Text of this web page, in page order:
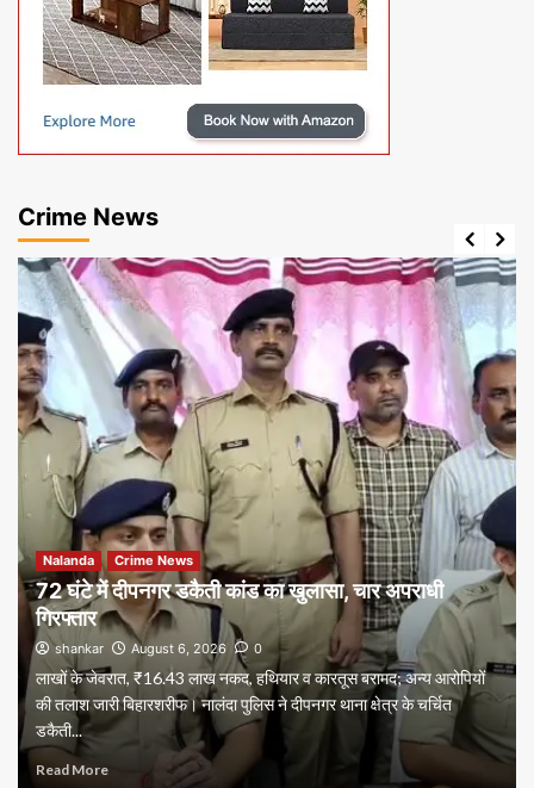
Crime News
Nalanda Crime News
72 घंटे में दीपनगर डकैती कांड का खुलासा, चार अपराधी
गिरफ्तार
shankar August 6, 2026 0
लाखों के जेवरात, ₹16.43 लाख नकद, हथियार व कारतूस बरामद; अन्य आरोपियों
की तलाश जारी बिहारशरीफ। नालंदा पुलिस ने दीपनगर थाना क्षेत्र के चर्चित
डकैती...
Read More